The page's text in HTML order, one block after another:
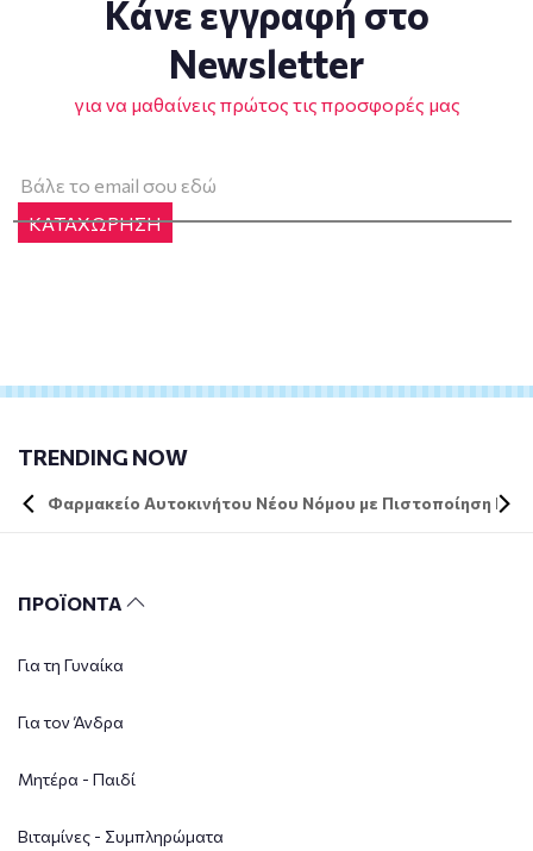
Κάνε εγγραφή στο
Newsletter
για να μαθαίνεις πρώτος τις προσφορές μας
ΚΑΤΑΧΩΡΗΣΗ
TRENDING NOW
Φαρμακείο Αυτοκινήτου Νέου Νόμου με Πιστοποίηση DIN
ΠΡΟΪΟΝΤΑ
Για τη Γυναίκα
Για τον Άνδρα
Μητέρα - Παιδί
Βιταμίνες - Συμπληρώματα